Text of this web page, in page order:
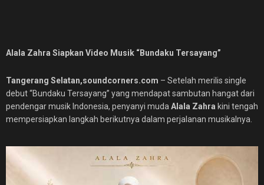
Alala Zahra Siapkan Video Musik “Bundaku Tersayang”
Tangerang Selatan,soundcorners.com – Setelah merilis single
debut “Bundaku Tersayang” yang mendapat sambutan hangat dari
pendengar musik Indonesia, penyanyi muda Alala Zahra kini tengah
mempersiapkan langkah berikutnya dalam perjalanan musikalnya.